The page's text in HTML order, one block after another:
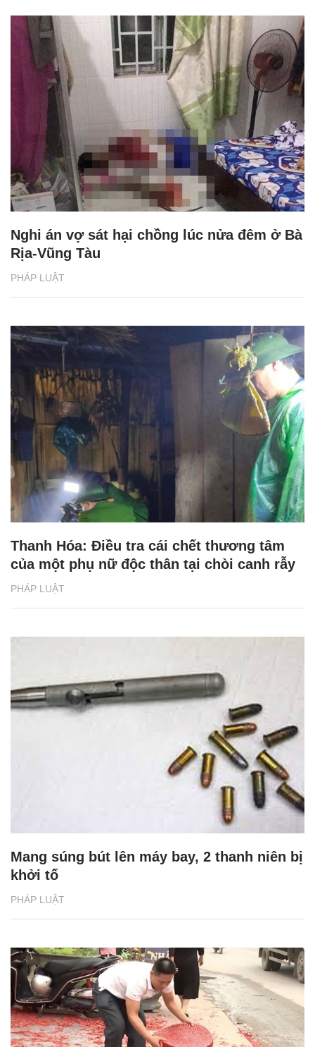
PHÁP LUẬT
Nghi án vợ sát hại chồng lúc nửa đêm ở Bà
Rịa-Vũng Tàu
PHÁP LUẬT
Thanh Hóa: Điều tra cái chết thương tâm
của một phụ nữ độc thân tại chòi canh rẫy
PHÁP LUẬT
Mang súng bút lên máy bay, 2 thanh niên bị
khởi tố